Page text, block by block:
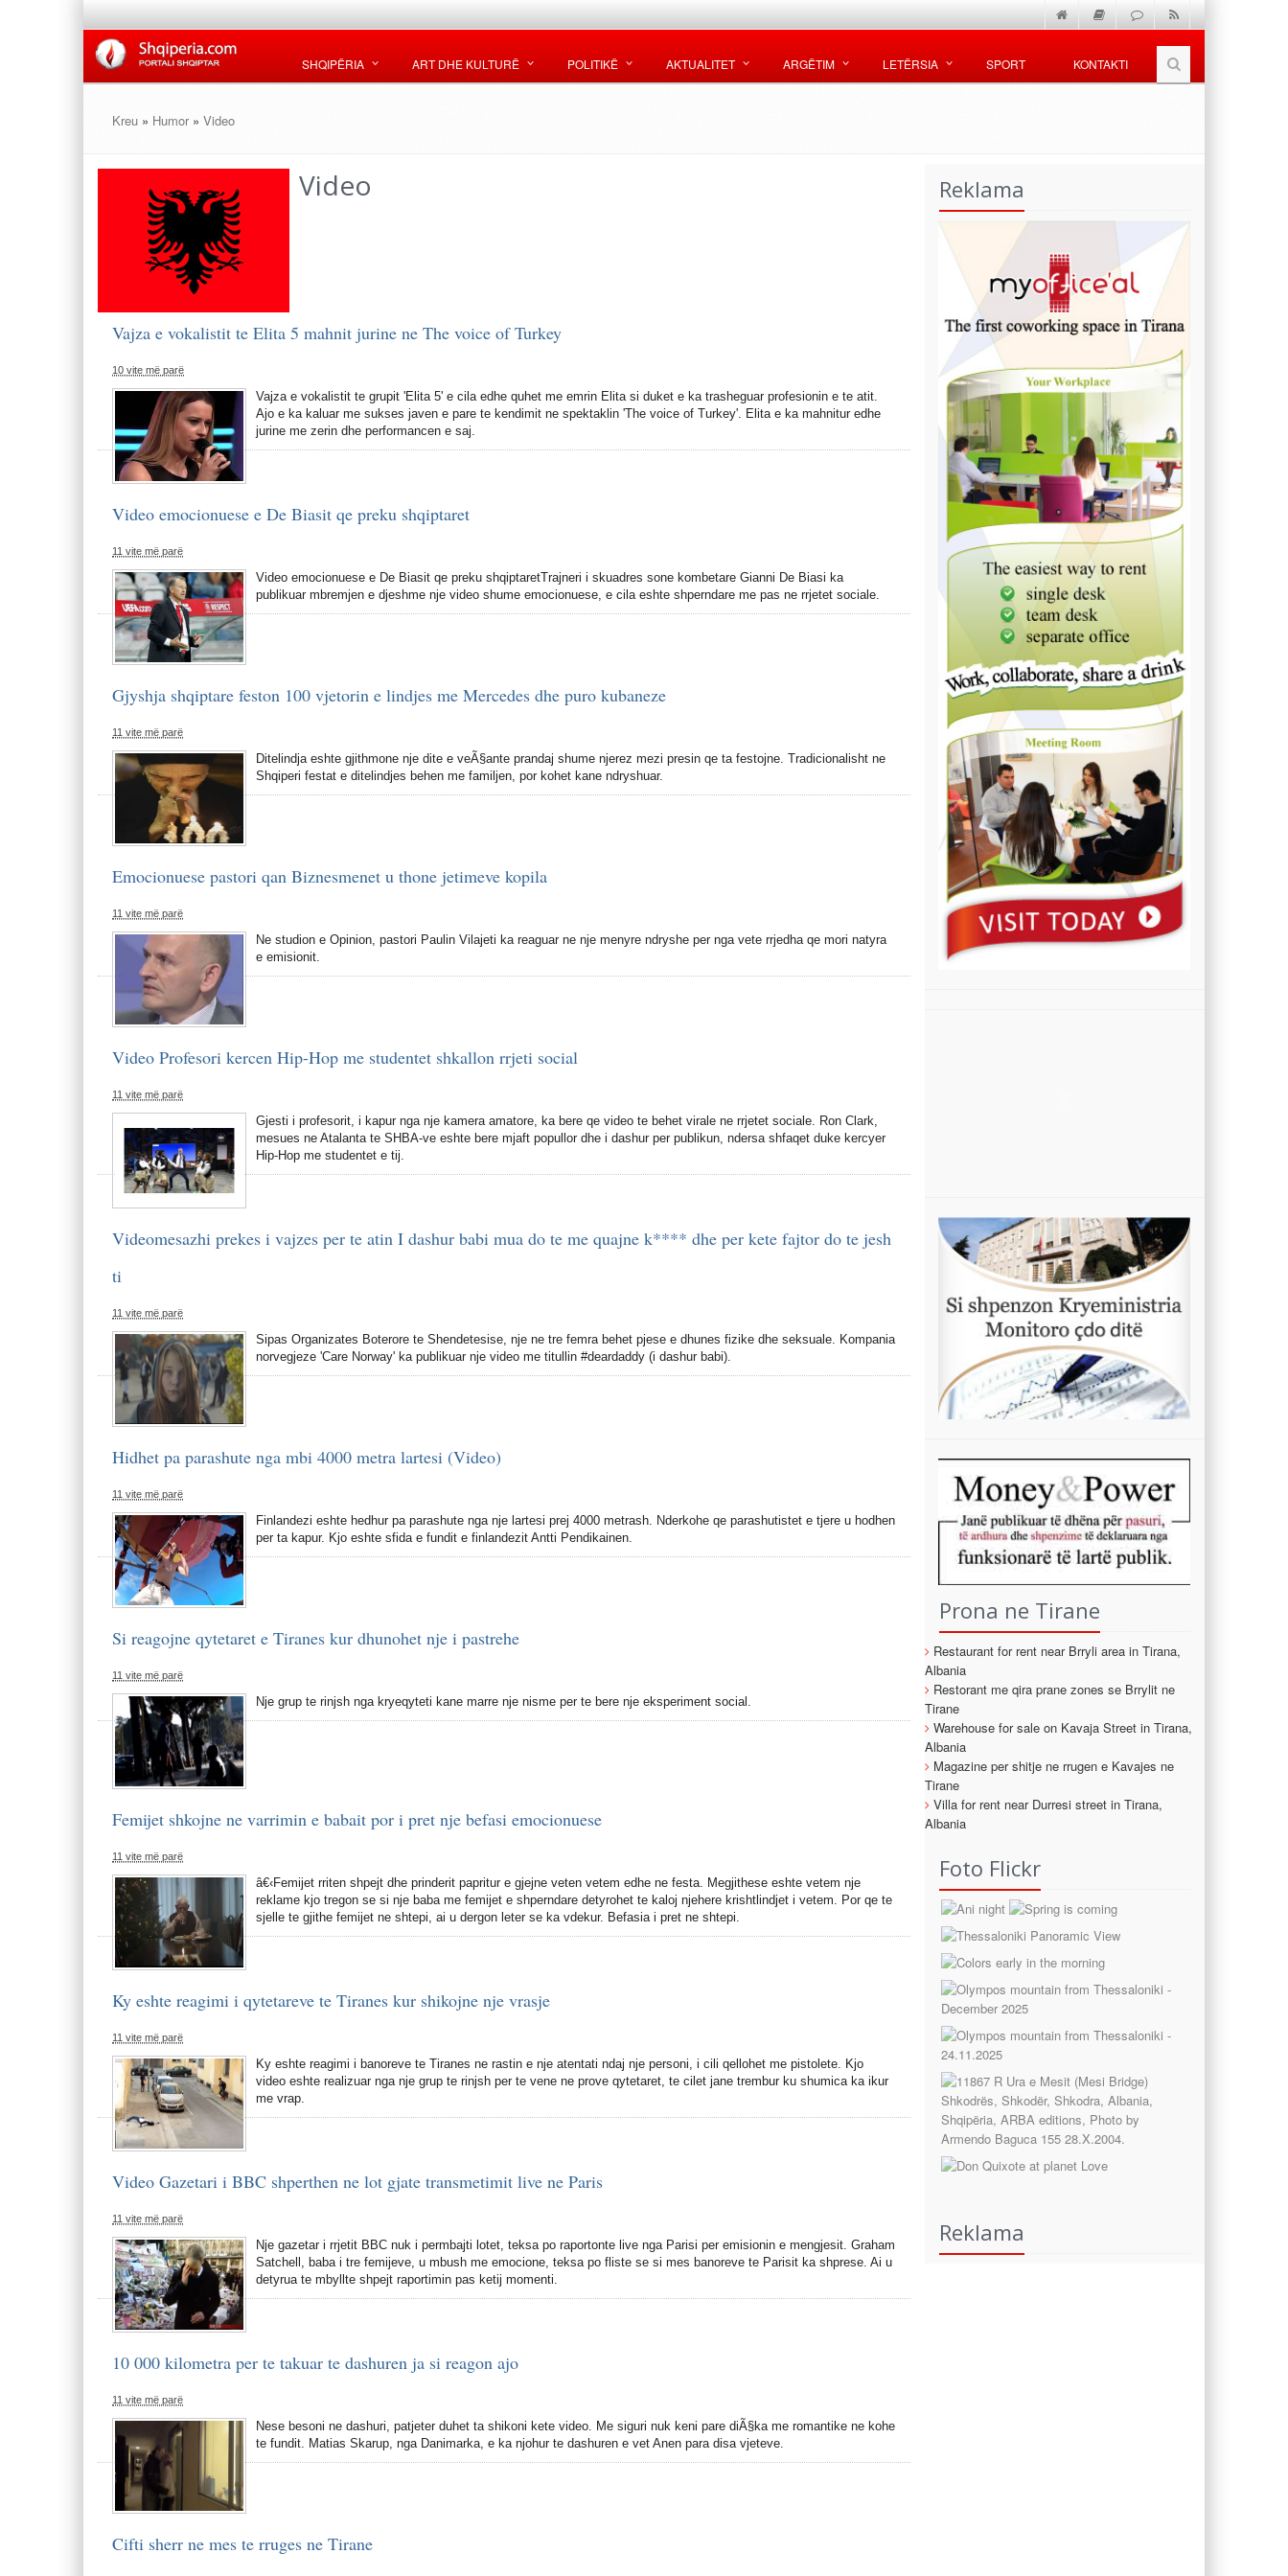
SHQIPËRIA ART DHE KULTURË POLITIKË AKTUALITET ARGËTIM LETËRSIA SPORT KONTAKTI
Kreu » Humor» Video
Video
Vajza e vokalistit te Elita 5 mahnit jurine ne The voice of Turkey
10 vite më parë
Vajza e vokalistit te grupit 'Elita 5' e cila edhe quhet me emrin Elita si duket e ka trasheguar profesionin e te atit.
Ajo e ka kaluar me sukses javen e pare te kendimit ne spektaklin 'The voice of Turkey'. Elita e ka mahnitur edhe
jurine me zerin dhe performancen e saj.
Video emocionuese e De Biasit qe preku shqiptaret
11 vite më parë
Video emocionuese e De Biasit qe preku shqiptaretTrajneri i skuadres sone kombetare Gianni De Biasi ka
publikuar mbremjen e djeshme nje video shume emocionuese, e cila eshte shperndare me pas ne rrjetet sociale.
Gjyshja shqiptare feston 100 vjetorin e lindjes me Mercedes dhe puro kubaneze
11 vite më parë
Ditelindja eshte gjithmone nje dite e veÃ§ante prandaj shume njerez mezi presin qe ta festojne. Tradicionalisht ne
Shqiperi festat e ditelindjes behen me familjen, por kohet kane ndryshuar.
Emocionuese pastori qan Biznesmenet u thone jetimeve kopila
11 vite më parë
Ne studion e Opinion, pastori Paulin Vilajeti ka reaguar ne nje menyre ndryshe per nga vete rrjedha qe mori natyra
e emisionit.
Video Profesori kercen Hip-Hop me studentet shkallon rrjeti social
11 vite më parë
Gjesti i profesorit, i kapur nga nje kamera amatore, ka bere qe video te behet virale ne rrjetet sociale. Ron Clark,
mesues ne Atalanta te SHBA-ve eshte bere mjaft popullor dhe i dashur per publikun, ndersa shfaqet duke kercyer
Hip-Hop me studentet e tij.
Videomesazhi prekes i vajzes per te atin I dashur babi mua do te me quajne k**** dhe per kete fajtor do te jesh
ti
11 vite më parë
Sipas Organizates Boterore te Shendetesise, nje ne tre femra behet pjese e dhunes fizike dhe seksuale. Kompania
norvegjeze 'Care Norway' ka publikuar nje video me titullin #deardaddy (i dashur babi).
Hidhet pa parashute nga mbi 4000 metra lartesi (Video)
11 vite më parë
Finlandezi eshte hedhur pa parashute nga nje lartesi prej 4000 metrash. Nderkohe qe parashutistet e tjere u hodhen
per ta kapur. Kjo eshte sfida e fundit e finlandezit Antti Pendikainen.
Si reagojne qytetaret e Tiranes kur dhunohet nje i pastrehe
11 vite më parë
Nje grup te rinjsh nga kryeqyteti kane marre nje nisme per te bere nje eksperiment social.
Femijet shkojne ne varrimin e babait por i pret nje befasi emocionuese
11 vite më parë
â€‹Femijet rriten shpejt dhe prinderit papritur e gjejne veten vetem edhe ne festa. Megjithese eshte vetem nje
reklame kjo tregon se si nje baba me femijet e shperndare detyrohet te kaloj njehere krishtlindjet i vetem. Por qe te
sjelle te gjithe femijet ne shtepi, ai u dergon leter se ka vdekur. Befasia i pret ne shtepi.
Ky eshte reagimi i qytetareve te Tiranes kur shikojne nje vrasje
11 vite më parë
Ky eshte reagimi i banoreve te Tiranes ne rastin e nje atentati ndaj nje personi, i cili qellohet me pistolete. Kjo
video eshte realizuar nga nje grup te rinjsh per te vene ne prove qytetaret, te cilet jane trembur ku shumica ka ikur
me vrap.
Video Gazetari i BBC shperthen ne lot gjate transmetimit live ne Paris
11 vite më parë
Nje gazetar i rrjetit BBC nuk i permbajti lotet, teksa po raportonte live nga Parisi per emisionin e mengjesit. Graham
Satchell, baba i tre femijeve, u mbush me emocione, teksa po fliste se si mes banoreve te Parisit ka shprese. Ai u
detyrua te mbyllte shpejt raportimin pas ketij momenti.
10 000 kilometra per te takuar te dashuren ja si reagon ajo
11 vite më parë
Nese besoni ne dashuri, patjeter duhet ta shikoni kete video. Me siguri nuk keni pare diÃ§ka me romantike ne kohe
te fundit. Matias Skarup, nga Danimarka, e ka njohur te dashuren e vet Anen para disa vjeteve.
Cifti sherr ne mes te rruges ne Tirane
Reklama
Prona ne Tirane
Restaurant for rent near Brryli area in Tirana,
Albania
Restorant me qira prane zones se Brrylit ne
Tirane
Warehouse for sale on Kavaja Street in Tirana,
Albania
Magazine per shitje ne rrugen e Kavajes ne
Tirane
Villa for rent near Durresi street in Tirana,
Albania
Foto Flickr
Reklama